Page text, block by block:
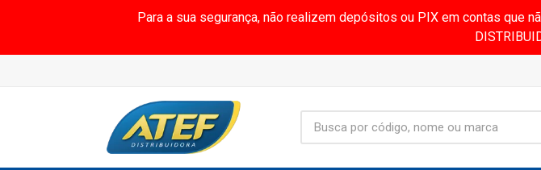
Para a sua segurança, não realizem depósitos ou PIX em contas que